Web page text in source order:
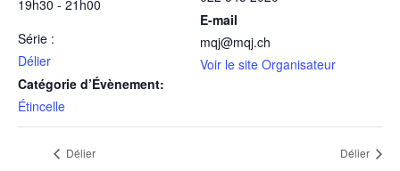
19h30 - 21h00
Série :
Délier
Catégorie d’Évènement:
Étincelle
E-mail
mqj@mqj.ch
Voir le site Organisateur
Délier Délier